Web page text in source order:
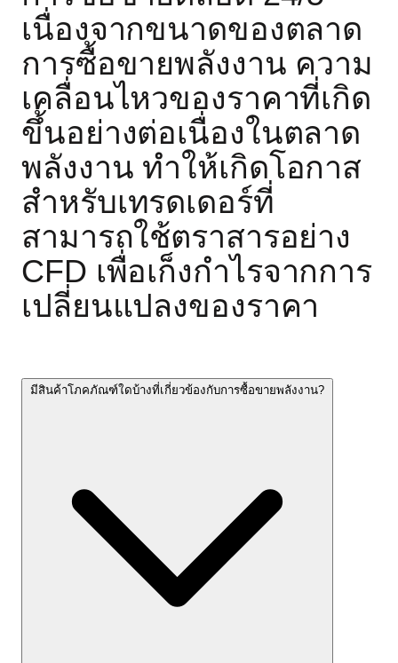
เนื่องจากขนาดของตลาด
การซื้อขายพลังงาน ความ
เคลื่อนไหวของราคาที่เกิด
ขึ้นอย่างต่อเนื่องในตลาด
พลังงาน ทำให้เกิดโอกาส
สำหรับเทรดเดอร์ที่
สามารถใช้ตราสารอย่าง
CFD เพื่อเก็งกำไรจากการ
เปลี่ยนแปลงของราคา
มีสินค้าโภคภัณฑ์ใดบ้างที่เกี่ยวข้องกับการซื้อขายพลังงาน?